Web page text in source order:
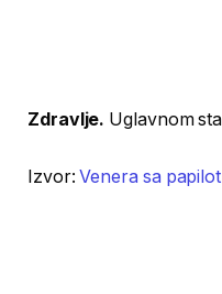
Zdravlje. Uglavnom
Izvor:Venera sa